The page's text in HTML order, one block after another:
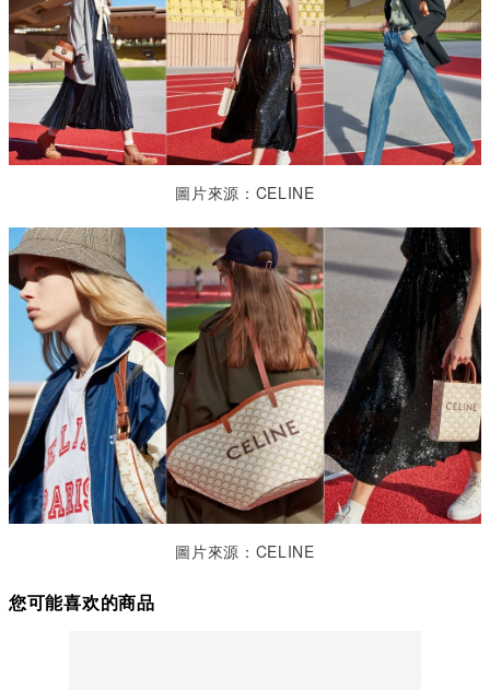
圖片來源：CELINE
圖片來源：CELINE
您可能喜欢的商品